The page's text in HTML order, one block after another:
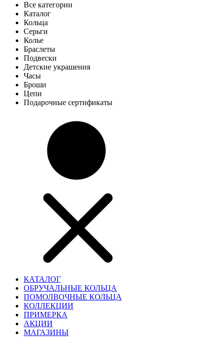
Все категории
Каталог
Кольца
Серьги
Колье
Браслеты
Подвески
Детские украшения
Часы
Броши
Цепи
Подарочные сертификаты
КАТАЛОГ
ОБРУЧАЛЬНЫЕ КОЛЬЦА
ПОМОЛВОЧНЫЕ КОЛЬЦА
КОЛЛЕКЦИИ
ПРИМЕРКА
АКЦИИ
МАГАЗИНЫ